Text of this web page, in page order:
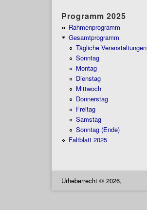
Programm 2025
Rahmenprogramm
Gesamtprogramm
Tägliche Veranstaltungen
Sonntag
Montag
Dienstag
Mittwoch
Donnerstag
Freitag
Samstag
Sonntag (Ende)
Faltblatt 2025
Urheberrecht © 2026,